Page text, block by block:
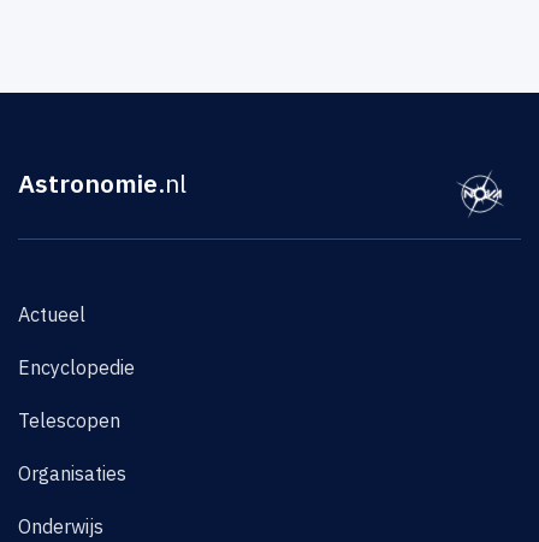
Astronomie.nl
Actueel
Encyclopedie
Telescopen
Organisaties
Onderwijs